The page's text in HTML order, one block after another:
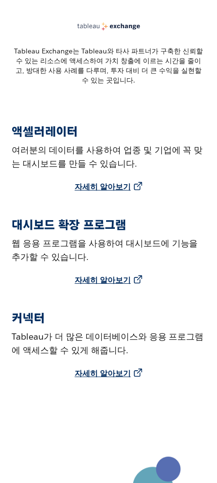
Tableau Exchange는 Tableau와 타사 파트너가 구축한 신뢰할
수 있는 리소스에 액세스하여 가치 창출에 이르는 시간을 줄이
고, 방대한 사용 사례를 다루며, 투자 대비 더 큰 수익을 실현할
수 있는 곳입니다.
액셀러레이터
여러분의 데이터를 사용하여 업종 및 기업에 꼭 맞
는 대시보드를 만들 수 있습니다.
자세히 알아보기
대시보드 확장 프로그램
웹 응용 프로그램을 사용하여 대시보드에 기능을
추가할 수 있습니다.
자세히 알아보기
커넥터
Tableau가 더 많은 데이터베이스와 응용 프로그램
에 액세스할 수 있게 해줍니다.
자세히 알아보기